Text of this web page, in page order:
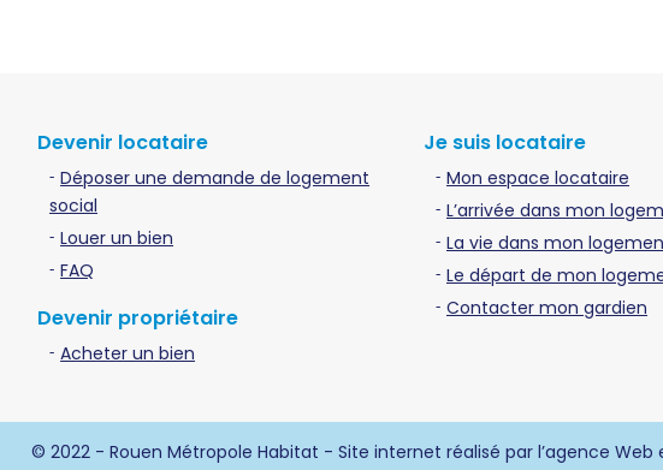
Devenir locataire
Déposer une demande de logement
social
Louer un bien
FAQ
Devenir propriétaire
Acheter un bien
Je suis locataire
Mon espace locataire
L’arrivée dans mon
La vie dans mon
Le départ de mon
Contacter mon gardien
© 2022 - Rouen Métropole Habitat - Site internet réalisé par l’agence Web